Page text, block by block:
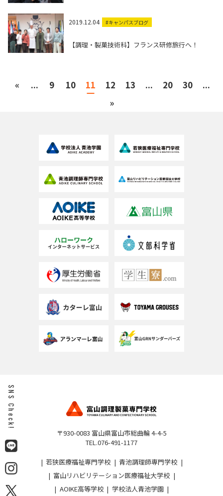
SNS Check!
2019.12.04 #キャンパスブログ
【調理・製菓技術科】フランス研修旅行へ！
« ... 9 10 11 12 13 ... 20 30
...
»
〒930-0083 富山県富山市総曲輪 4-4-5
TEL.076-491-1177
若狭医療福祉専門学校
青池調理師専門学校
富山リハビリテーション医療福祉大学校
AOIKE高等学校
学校法人青池学園